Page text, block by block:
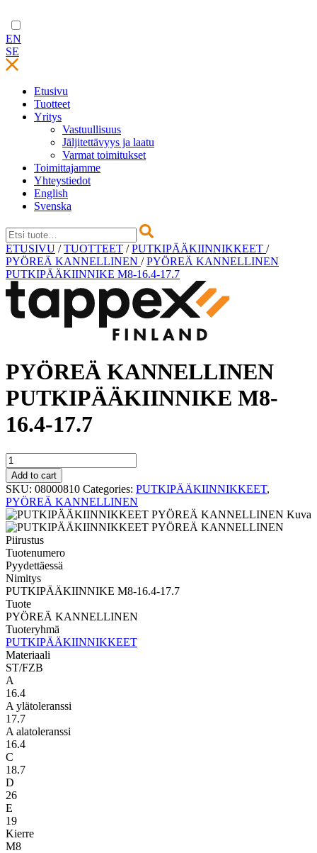
EN
SE
Etusivu
Tuotteet
Yritys
Vastuullisuus
Jäljitettävyys ja laatu
Varmat toimitukset
Toimittajamme
Yhteystiedot
English
Svenska
Skip
to
content
ETUSIVU /TUOTTEET /PUTKIPÄÄKIINNIKKEET /
PYÖREÄ KANNELLINEN /PYÖREÄ KANNELLINEN
PUTKIPÄÄKIINNIKE M8-16.4-17.7
PYÖREÄ KANNELLINEN
PUTKIPÄÄKIINNIKE M8-
16.4-17.7
PYÖREÄ
KANNELLINEN
PUTKIPÄÄKIINNIKE
M8-
16.4-
17.7
quantity
Add to cart
SKU: 08000810 Categories: PUTKIPÄÄKIINNIKKEET,
PYÖREÄ KANNELLINEN
Tuotenumero
Pyydettäessä
Nimitys
PUTKIPÄÄKIINNIKE M8-16.4-17.7
Tuote
PYÖREÄ KANNELLINEN
Tuoteryhmä
PUTKIPÄÄKIINNIKKEET
Materiaali
ST/FZB
A
16.4
A ylätoleranssi
17.7
A alatoleranssi
16.4
C
18.7
D
26
E
19
Kierre
M8